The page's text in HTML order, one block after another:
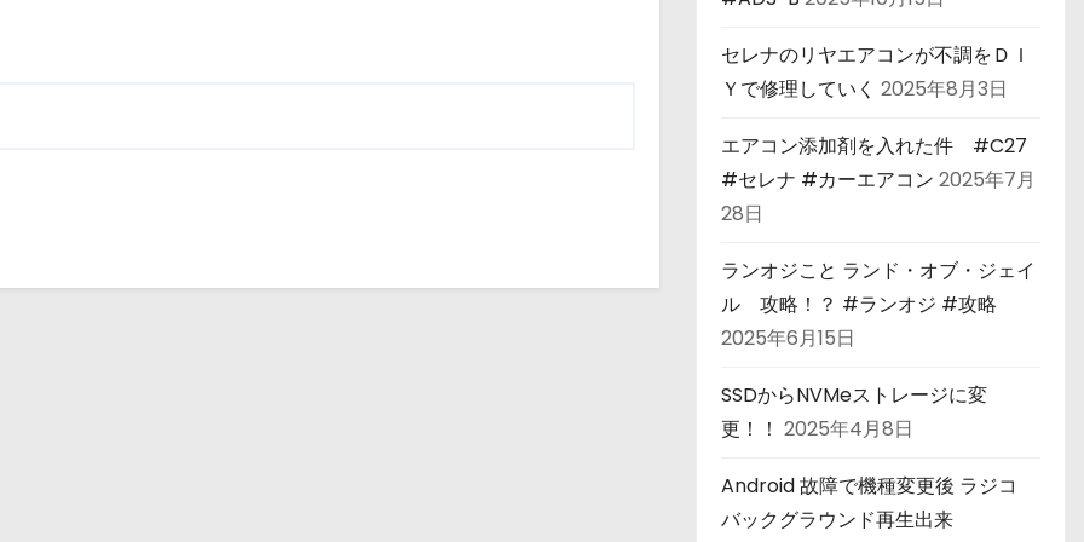
セレナのリヤエアコンが不調をＤＩ
Ｙで修理していく 2025年8月3日
エアコン添加剤を入れた件 #C27
#セレナ #カーエアコン 2025年7月
28日
ランオジこと ランド・オブ・ジェイ
ル 攻略！？ #ランオジ #攻略
2025年6月15日
SSDからNVMeストレージに変
更！！ 2025年4月8日
Android 故障で機種変更後 ラジコ
バックグラウンド再生出来